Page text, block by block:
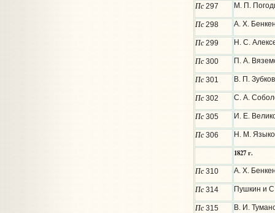
Пс297 М. П.
Пс298 А. Х.
Пс299 Н. С.
Пс300 П. А.
Пс301 В. П.
Пс302 С. А.
Пс305 И. Е.
Пс306 Н. М.
1827 г.
Пс310 А. Х.
Пс314 Пушкин и
Пс315 В. И.